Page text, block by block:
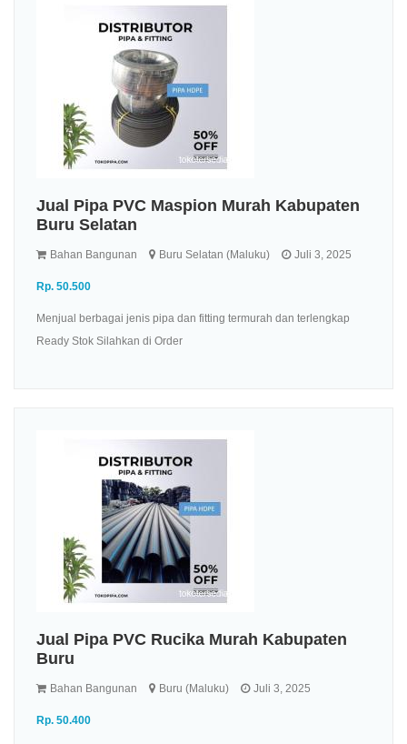
Jual Pipa PVC Maspion Murah Kabupaten
Buru Selatan
Bahan Bangunan Buru Selatan (Maluku) Juli 3, 2025
Rp. 50.500
Menjual berbagai jenis pipa dan fitting termurah dan terlengkap
Ready Stok Silahkan di Order
Jual Pipa PVC Rucika Murah Kabupaten
Buru
Bahan Bangunan Buru (Maluku) Juli 3, 2025
Rp. 50.400